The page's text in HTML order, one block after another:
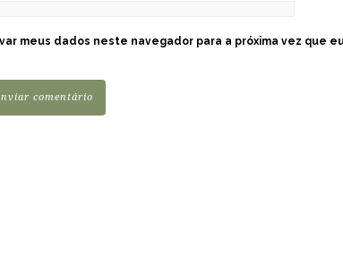
meus dados neste navegador para a próxima vez que